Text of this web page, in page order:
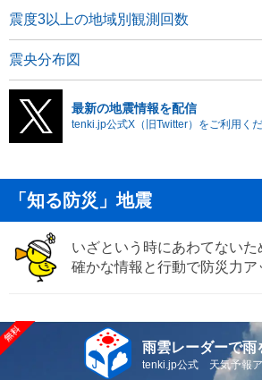
震度3以上の地域別観測回数
震央分布図
最新の地震情報を配信
tenki.jp公式X（旧Twitter）をご利用くだ
「知る防災」地震
いざという時にあわてないた
確かな情報と行動で防災力ア
雨雲レーダーで雨
tenki.jp公式 天気予報ア